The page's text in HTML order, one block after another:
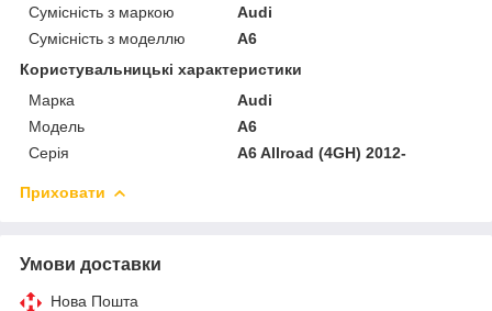
Сумісність з маркою
Audi
Сумісність з моделлю
A6
Користувальницькі характеристики
Марка
Audi
Модель
A6
Серія
A6 Allroad (4GH) 2012-
Приховати
Умови доставки
Нова Пошта